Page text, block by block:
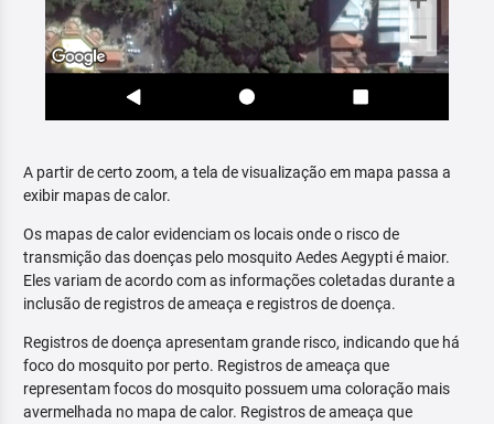
A partir de certo zoom, a tela de visualização em mapa passa a
exibir mapas de calor.
Os mapas de calor evidenciam os locais onde o risco de
transmição das doenças pelo mosquito Aedes Aegypti é maior.
Eles variam de acordo com as informações coletadas durante a
inclusão de registros de ameaça e registros de doença.
Registros de doença apresentam grande risco, indicando que há
foco do mosquito por perto. Registros de ameaça que
representam focos do mosquito possuem uma coloração mais
avermelhada no mapa de calor. Registros de ameaça que